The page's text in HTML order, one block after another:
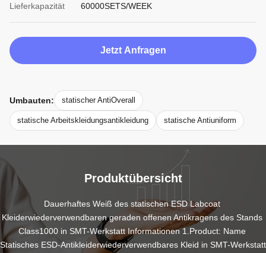
Lieferkapazität
60000SETS/WEEK
Jetzt Anfragen
Umbauten: statischer AntiOverall
statische Arbeitskleidungsantikleidung statische Antiuniform
Produktübersicht
Dauerhaftes Weiß des statischen ESD Labcoat
Kleiderwiederverwendbaren geraden offenen Antikragens des Stands
Class1000 in SMT-Werkstatt Informationen 1.Product: Name
Statisches ESD-Antikleiderwiederverwendbares Kleid in SMT-Werkstatt